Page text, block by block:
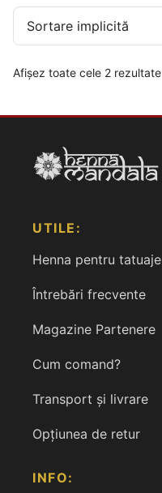
Afișez toate cele 2 rezultate
UTILE:
Henna pentru tatuaje
Întrebări frecvente
Magazine Partenere
Cum comand?
Transport și livrare
Opțiunea de retur
INFO: